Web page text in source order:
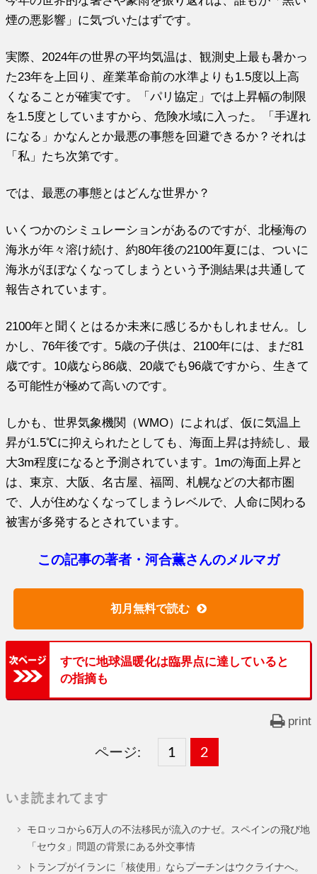
煙の悪影響」に気づいたはずです。
実際、2024年の世界の平均気温は、観測史上最も暑かっ
た23年を上回り、産業革命前の水準よりも1.5度以上高
くなることが確実です。「パリ協定」では上昇幅の制限
を1.5度としていますから、危険水域に入った。「手遅れ
になる」かなんとか最悪の事態を回避できるか？それは
「私」たち次第です。
では、最悪の事態とはどんな世界か？
いくつかのシミュレーションがあるのですが、北極海の
海氷が年々溶け続け、約80年後の2100年夏には、ついに
海氷がほぼなくなってしまうという予測結果は共通して
報告されています。
2100年と聞くとはるか未来に感じるかもしれません。し
かし、76年後です。5歳の子供は、2100年には、まだ81
歳です。10歳なら86歳、20歳でも96歳ですから、生きて
る可能性が極めて高いのです。
しかも、世界気象機関（WMO）によれば、仮に気温上
昇が1.5℃に抑えられたとしても、海面上昇は持続し、最
大3m程度になると予測されています。1mの海面上昇と
は、東京、大阪、名古屋、福岡、札幌などの大都市圏
で、人が住めなくなってしまうレベルで、人命に関わる
被害が多発するとされています。
この記事の著者・河合薫さんのメルマガ
初月無料で読む
すでに地球温暖化は臨界点に達していると
の指摘も
print
ページ:
固
ー
ジ
1 ,
固
ー
ジ
2
いま読まれてます
モロッコから6万人の不法移民が流入のナゼ。スペインの飛び地
「セウタ」問題の背景にある外交事情
トランプがイランに「核使用」ならプーチンはウクライナへ。